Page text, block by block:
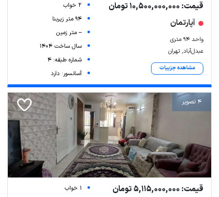
قیمت: 10,500,000,000 تومان
آپارتمان
واحد 94 متری
عبدل‌آباد, تهران
مشاهده جزییات
2 خواب
94 متر زیربنا
-- متر زمین
سال ساخت 1404
شماره طبقه: 4
آسانسور: دارد
4 تصویر
قیمت: 5,115,000,000 تومان
1 خواب